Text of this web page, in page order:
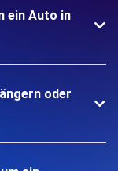
ein Auto in
oder